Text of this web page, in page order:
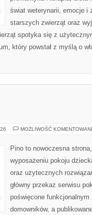
świat weterynarii, emocje i
starszych zwierząt oraz
spotyka się z
który powstał z myślą o
MOŻLIWOŚĆ
Pino to nowoczesna
wyposażeniu pokoju
oraz użytecznych
główny przekaz serwisu
poświęcone
domowników, a